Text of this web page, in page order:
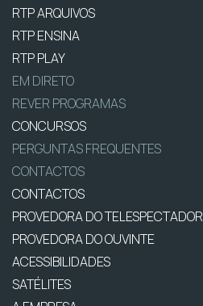
RTP ARQUIVOS
RTP ENSINA
RTP PLAY
EM DIRETO
REVER PROGRAMAS
CONCURSOS
PERGUNTAS FREQUENTES
CONTACTOS
CONTACTOS
PROVEDORA DO TELESPECTADOR
PROVEDORA DO OUVINTE
ACESSIBILIDADES
SATÉLITES